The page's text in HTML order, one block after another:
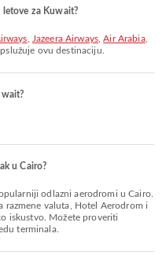
letove za Kuwait?
Jazeera Airways,Air Arabia,
ovu destinaciju.
u Cairo?
odlazni aerodromi u Cairo.
razmene valuta, Hotel Aerodrom i
iskustvo. Možete proveriti
terminala.